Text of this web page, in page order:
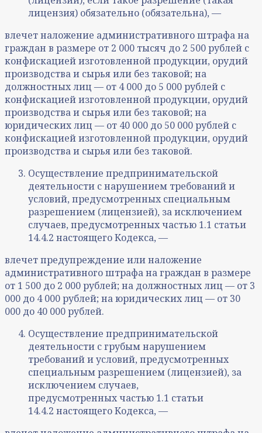
лицензия) обязательно (обязательна), —
влечет наложение административного штрафа на
граждан в размере от 2 000 тысяч до 2 500 рублей с
конфискацией изготовленной продукции, орудий
производства и сырья или без таковой; на
должностных лиц — от 4 000 до 5 000 рублей с
конфискацией изготовленной продукции, орудий
производства и сырья или без таковой; на
юридических лиц — от 40 000 до 50 000 рублей с
конфискацией изготовленной продукции, орудий
производства и сырья или без таковой.
Осуществление предпринимательской
деятельности с нарушением требований и
условий, предусмотренных специальным
разрешением (лицензией), за исключением
случаев, предусмотренных частью 1.1 статьи
14.4.2 настоящего Кодекса, —
влечет предупреждение или наложение
административного штрафа на граждан в размере
от 1 500 до 2 000 рублей; на должностных лиц — от 3
000 до 4 000 рублей; на юридических лиц — от 30
000 до 40 000 рублей.
Осуществление предпринимательской
деятельности с грубым нарушением
требований и условий, предусмотренных
специальным разрешением (лицензией), за
исключением случаев,
предусмотренных частью 1.1 статьи
14.4.2 настоящего Кодекса, —